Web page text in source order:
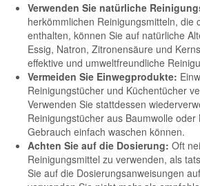
Verwenden Sie natürliche
herkömmlichen Reinigungsmitteln, die
enthalten, können Sie auf natürliche
Essig, Natron, Zitronensäure und
effektive und umweltfreundliche
Vermeiden Sie Einwegprodukte:
Reinigungstücher und Küchentücher
Verwenden Sie stattdessen
Reinigungstücher aus Baumwolle
Gebrauch einfach waschen können.
Achten Sie auf die Dosierung: Oft
Reinigungsmittel zu verwenden, als
Sie auf die Dosierungsanweisungen